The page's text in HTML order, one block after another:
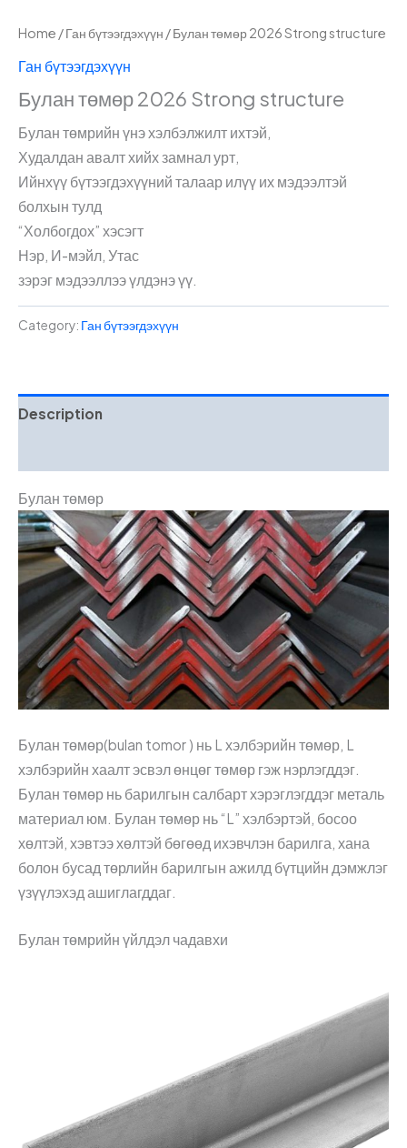
Home /Ган бүтээгдэхүүн / Булан төмөр 2026 Strong structure
Ган бүтээгдэхүүн
Булан төмөр 2026 Strong structure
Булан төмрийн үнэ хэлбэлжилт ихтэй,
Худалдан авалт хийх замнал урт,
Ийнхүү бүтээгдэхүүний талаар илүү их мэдээлтэй
болхын тулд
“Холбогдох” хэсэгт
Нэр, И-мэйл, Утас
зэрэг мэдээллээ үлдэнэ үү.
Category: Ган бүтээгдэхүүн
Description
Булан төмөр
Булан төмөр(bulan tomor ) нь L хэлбэрийн төмөр, L
хэлбэрийн хаалт эсвэл өнцөг төмөр гэж нэрлэгддэг.
Булан төмөр нь барилгын салбарт хэрэглэгддэг металь
материал юм. Булан төмөр нь “L” хэлбэртэй, босоо
хөлтэй, хэвтээ хөлтэй бөгөөд ихэвчлэн барилга, хана
болон бусад төрлийн барилгын ажилд бүтцийн дэмжлэг
үзүүлэхэд ашиглагддаг.
Булан төмрийн үйлдэл чадавхи